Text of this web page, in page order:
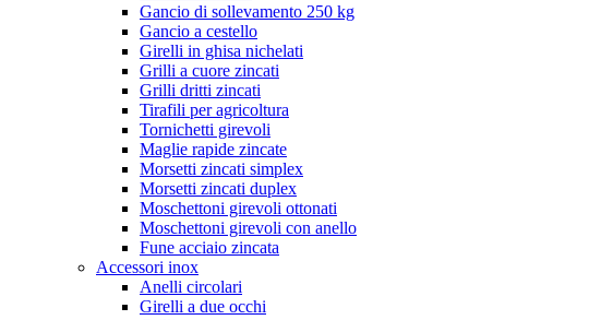
Gancio di sollevamento 250 kg
Gancio a cestello
Girelli in ghisa nichelati
Grilli a cuore zincati
Grilli dritti zincati
Tirafili per agricoltura
Tornichetti girevoli
Maglie rapide zincate
Morsetti zincati simplex
Morsetti zincati duplex
Moschettoni girevoli ottonati
Moschettoni girevoli con anello
Fune acciaio zincata
Accessori inox
Anelli circolari
Girelli a due occhi